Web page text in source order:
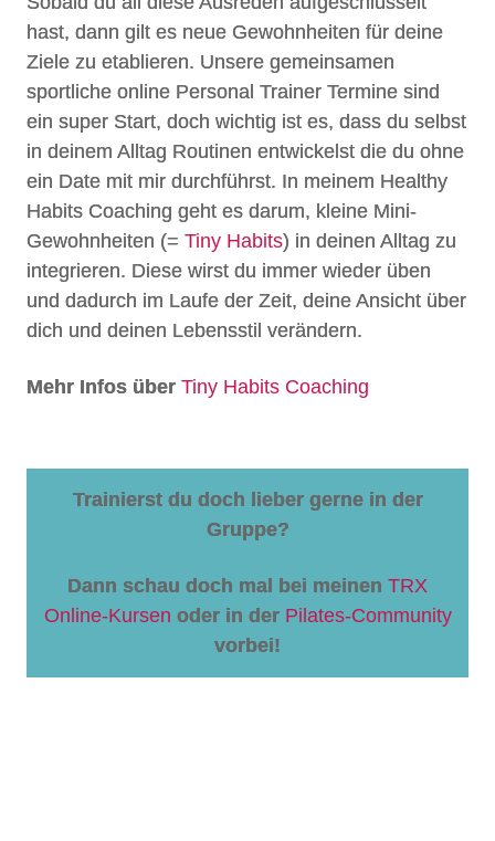
hast, dann gilt es neue Gewohnheiten für deine
Ziele zu etablieren. Unsere gemeinsamen
sportliche online Personal Trainer Termine sind
ein super Start, doch wichtig ist es, dass du selbst
in deinem Alltag Routinen entwickelst die du ohne
ein Date mit mir durchführst. In meinem Healthy
Habits Coaching geht es darum, kleine Mini-
Gewohnheiten (= Tiny Habits) in deinen Alltag zu
integrieren. Diese wirst du immer wieder üben
und dadurch im Laufe der Zeit, deine Ansicht über
dich und deinen Lebensstil verändern.
Mehr Infos über Tiny Habits Coaching
Trainierst du doch lieber gerne in der
Gruppe?
Dann schau doch mal bei meinen TRX
Online-Kursen oder in der Pilates-Community
vorbei!